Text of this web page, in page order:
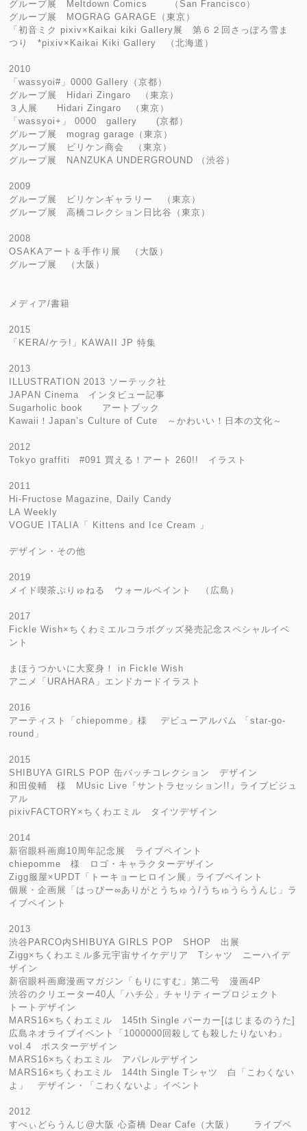
グループ展 Meltdown Comics （San Francisco）
グループ展 MOGRAG GARAGE（東京）
「初音ミク pixiv×Kaikai kiki Gallery展 第６２回さっぽろ雪ま
つり *pixiv×Kaikai Kiki Gallery （北海道）
2010
「wassyoi#」0000 Gallery（京都）
グループ展 Hidari Zingaro （東京）
３人展 Hidari Zingaro （東京）
「wassyoi+」 0000 gallery (京都）
グループ展 mograg garage（東京）
グループ展 ビリケン商会 （東京）
グループ展 NANZUKA UNDERGROUND （渋谷）
2009
グループ展 ビリケンギャラリー （東京）
グループ展 高橋コレクション日比谷（東京）
2008
OSAKAアート＆手作り展 （大阪）
グループ展 （大阪）
メディア/書籍
2015
「KERA/ケラ!」KAWAII JP 特集
2013
ILLUSTRATION 2013 ソーテック社
JAPAN Cinema インタビュー記事
Sugarholic book アートブック
Kawaii！Japan’s Culture of Cute ～かわいい！日本の文化～
2012
Tokyo graffiti #091 買える！アート 260!! イラスト
2011
Hi-Fructose Magazine, Daily Candy
LA Weekly
VOGUE ITALIA「 Kittens and Ice Cream 」
デザイン・その他
2019
メイド喫茶ぷりゅねる ウォールペイント （広島）
2017
Fickle Wish×ちくわミエルコラボグッズ発売記念スペシャルイベ
ント
まほうつかいに大変身！ in Fickle Wish
アニメ「URAHARA」エンドカードイラスト
2016
アーティスト「chiepomme」様 デビューアルバム 「star-go-
round」
2015
SHIBUYA GIRLS POP 缶バッチコレクション デザイン
和田俊輔 様 MUsic Live『サントラセッション!!』ライブビジュ
アル
pixivFACTORY×ちくわエミル タイツデザイン
2014
新宿眼科画廊10周年記念展 ライブペイント
chiepomme 様 ロゴ・キャラクターデザイン
Zigg服屋×UPDT「トーキョーヒロイン展」ライブペイント
個展・企画展「はっぴー∞ありがとうちゅう/うちゅうらうんじ」ラ
イブペイント
2013
渋谷PARCO内SHIBUYA GIRLS POP SHOP 出展
Zigg×ちくわエミル多元宇宙サイケデリア Tシャツ ニーハイデ
ザイン
新宿眼科画廊漫画マガジン「もりにすむ」第二号 漫画4P
渋谷のクリエーター40人「ハチ公」チャリティープロジェクト
トートデザイン
MARS16×ちくわエミル 145th Single パーカー[はじまるのうた]
広島ネオライブイベント「1000000回殺しても殺したりないわ」
vol.4 ポスターデザイン
MARS16×ちくわエミル アパレルデザイン
MARS16×ちくわエミル 144th Single Tシャツ 白「こわくない
よ」 デザイン・「こわくないよ」イベント
2012
すぺぃどらうんじ@大阪 心斎橋 Dear Cafe（大阪） ライブペ